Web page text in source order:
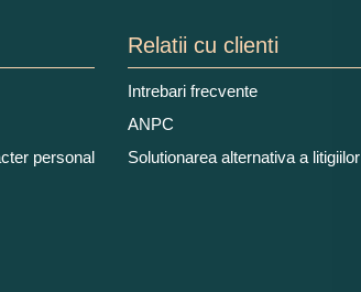
personal
Relatii cu clienti
Intrebari frecvente
ANPC
Solutionarea alternativa a litigiilor